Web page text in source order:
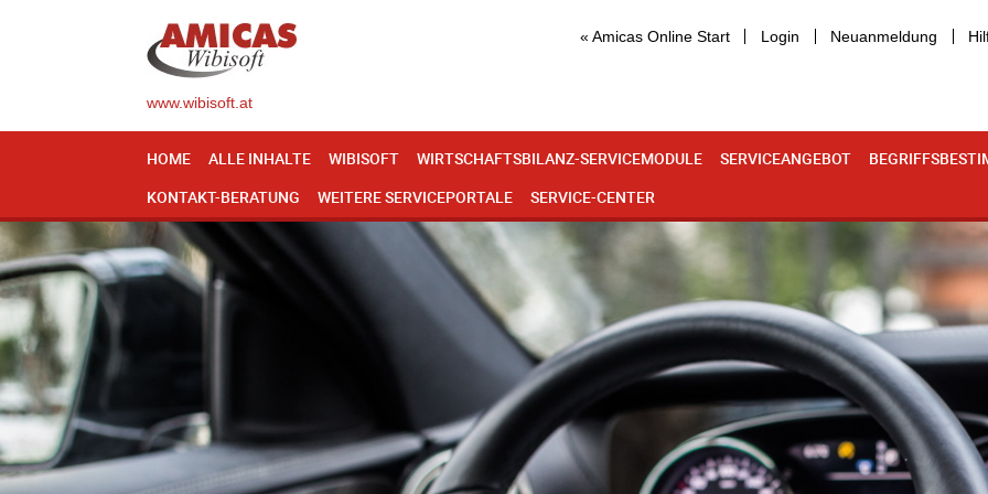
« Amicas Online Start Login Neuanmeldung
www.wibisoft.at
HOME ALLE INHALTE WIBISOFT WIRTSCHAFTSBILANZ-SERVICEMODULE SERVICEANGEBOT
KONTAKT-BERATUNG
WEITERE SERVICEPORTALE SERVICE-CENTER